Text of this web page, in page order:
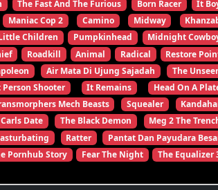
The Fast And The Furious Born Racer
It
Maniac Cop 2 Camino Midway
Children Pumpkinhead
Midnight
Roadkill Animal Radical
Restore
Air Mata Di Ujung Sajadah
The
Person Shooter It Remains
Head On A
Mech Beasts Squealer
Carls Date The Black Demon
Meg 2 The
Ratter
Pantat Dan Payudara
Pornhub Story Fear The Night
The Equalizer